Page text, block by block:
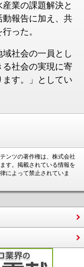
業の課題解決と
動報告に加え、共
った。
社会の一員とし
社会の実現に寄
す。」としてい
ンツの著作権は、株式会社
す。掲載されている情報を
によって禁止されていま